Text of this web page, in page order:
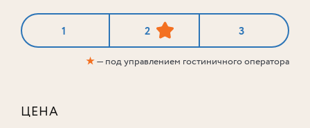
1 2 3
★— под управлением гостиничного оператора
ЦЕНА
2-комнатный 60,5 м²
Корпус 1
из 16